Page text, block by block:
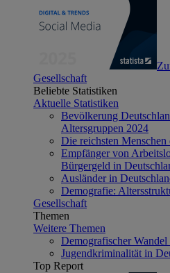
Gesellschaft
Beliebte Statistiken
Aktuelle Statistiken
Bevölkerung
Altersgruppen 2024
Die reichsten
Empfänger von
Bürgergeld in
Ausländer in
Demografie:
Gesellschaft
Themen
Weitere Themen
Demografischer
Jugendkriminalität in
Top Report